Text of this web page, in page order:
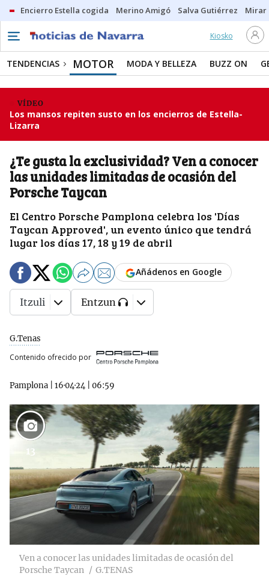
Encierro Estella cogida Merino Amigó Salva Gutiérrez Mirar
Kiosko
TENDENCIAS MOTOR MODA Y BELLEZA BUZZ ON
VÍDEO
Los mansos repiten susto en los encierros de Estella-
Lizarra
¿Te gusta la exclusividad? Ven a conocer
las unidades limitadas de ocasión del
Porsche Taycan
El Centro Porsche Pamplona celebra los 'Días
Taycan Approved', un evento único que tendrá
lugar los días 17, 18 y 19 de abril
G.Tenas
Contenido ofrecido por
Pamplona 16·04·24 06:59
Añádenos en Google
Itzuli Entzun
13
Ven a conocer las unidades limitadas de ocasión del
Porsche Taycan
G.TENAS